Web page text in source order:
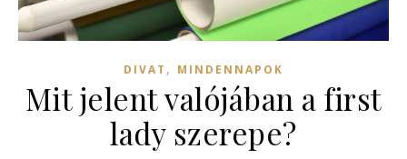
DIVAT , MINDENNAPOK
Mit jelent valójában a first
lady szerepe?